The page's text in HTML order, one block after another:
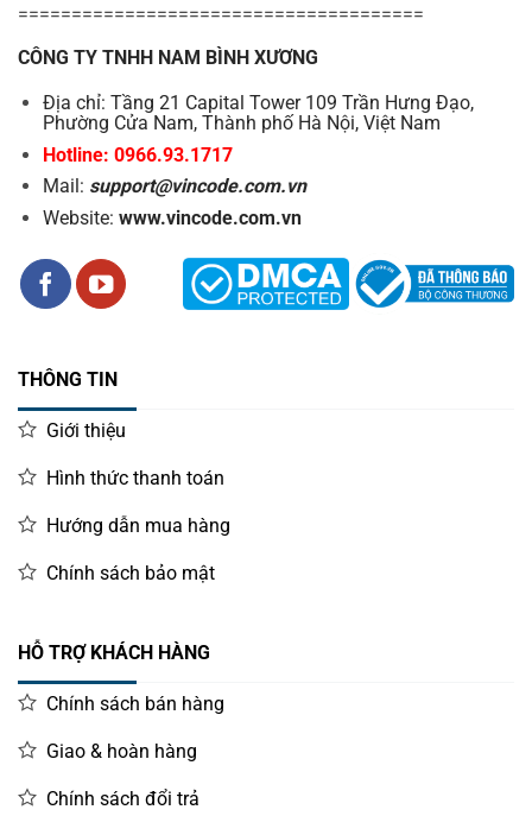
======================================
CÔNG TY TNHH NAM BÌNH XƯƠNG
Địa chỉ: Tầng 21 Capital Tower 109 Trần Hưng Đạo,
Phường Cửa Nam, Thành phố Hà Nội, Việt Nam
Hotline: 0966.93.1717
Mail: support@vincode.com.vn
Website: www.vincode.com.vn
THÔNG TIN
Giới thiệu
Hình thức thanh toán
Hướng dẫn mua hàng
Chính sách bảo mật
HỖ TRỢ KHÁCH HÀNG
Chính sách bán hàng
Giao & hoàn hàng
Chính sách đổi trả